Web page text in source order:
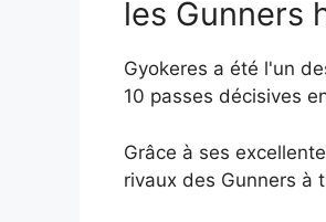
les Gunners
Gyokeres a été l'un
10 passes décisives
Grâce à ses
rivaux des Gunners à